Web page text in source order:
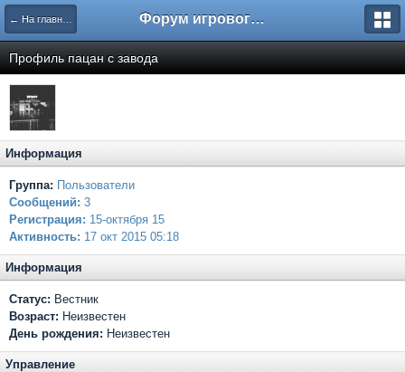
← На главную Форум игрового проекта Riverrise
Профиль пацан с завода
Информация
Группа: Пользователи
Сообщений: 3
Регистрация: 15-октября 15
Активность: 17 окт 2015 05:18
Информация
Статус: Вестник
Возраст: Неизвестен
День рождения: Неизвестен
Управление